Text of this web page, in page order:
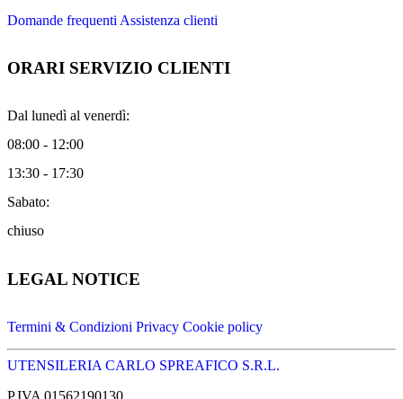
Domande frequenti Assistenza clienti
ORARI SERVIZIO CLIENTI
Dal lunedì al venerdì:
08:00 - 12:00
13:30 - 17:30
Sabato:
chiuso
LEGAL NOTICE
Termini & Condizioni Privacy Cookie policy
UTENSILERIA CARLO SPREAFICO S.R.L.
P.IVA 01562190130